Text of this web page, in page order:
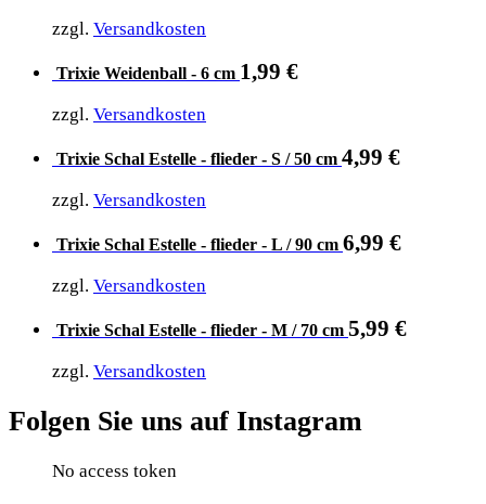
zzgl. Versandkosten
Trixie Weidenball - 6 cm 1,99 €
zzgl. Versandkosten
Trixie Schal Estelle - flieder - S / 50 cm 4,99 €
zzgl. Versandkosten
Trixie Schal Estelle - flieder - L / 90 cm 6,99 €
zzgl. Versandkosten
Trixie Schal Estelle - flieder - M / 70 cm 5,99 €
zzgl. Versandkosten
Folgen Sie uns auf Instagram
No access token